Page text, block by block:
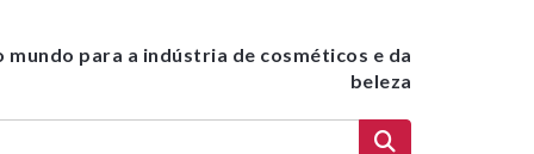
mundo para a indústria de cosméticos e da
beleza